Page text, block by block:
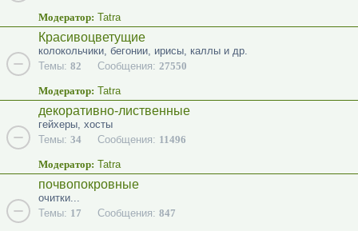
Модератор: Tatra
Красивоцветущие
колокольчики, бегонии, ирисы, каллы и др.
Темы: 82 Сообщения: 27550
Модератор: Tatra
декоративно-лиственные
гейхеры, хосты
Темы: 34 Сообщения: 11496
Модератор: Tatra
почвопокровные
очитки...
Темы: 17 Сообщения: 847